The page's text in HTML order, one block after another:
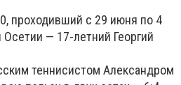
проходивший с 29 июня по 4
— 17-летний Георгий
теннисистом Александром